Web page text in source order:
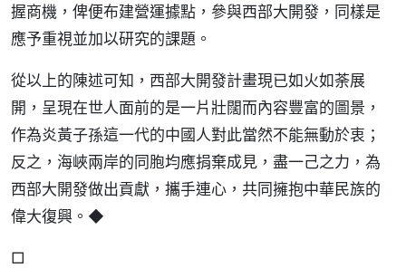
握商機，俾便布建營運據點，參與西部大開發，同樣是
應予重視並加以研究的課題。
從以上的陳述可知，西部大開發計畫現已如火如荼展
開，呈現在世人面前的是一片壯闊而內容豐富的圖景，
作為炎黃子孫這一代的中國人對此當然不能無動於衷；
反之，海峽兩岸的同胞均應捐棄成見，盡一己之力，為
西部大開發做出貢獻，攜手連心，共同擁抱中華民族的
偉大復興。◆
□